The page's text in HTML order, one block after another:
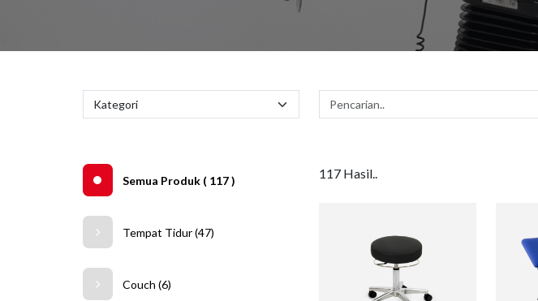
Semua Produk ( 117 )
Tempat Tidur (47)
Couch (6)
117 Hasil..